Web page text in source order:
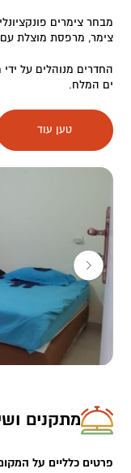
מבחר צימרים
צימר, מרפסת מוצלת עם
החדרים מנוהלים על
ים המלח.
והצוות שישמחו לתת
מומלצים באזור
הצימרים נמצאים סמוך
נסיעה מחופי עין
טיול ונחלים באזור.
במתחמים השונים:
5 יחידות זוגיות
8 יחידות משפחתיות בגדלים שונים (עד 7 אורחים)
טען עוד
מתקנים
פרטים כלליים על